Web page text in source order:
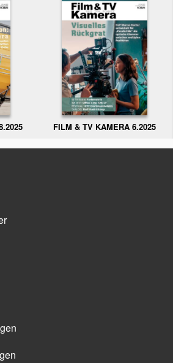
FILM & TV KAMERA 6.2025